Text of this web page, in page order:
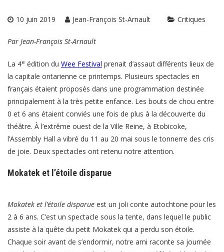
10 juin 2019 Jean-François St-Arnault Critiques
Par Jean-François St-Arnault
La 4e édition du Wee Festival prenait d’assaut différents lieux de
la capitale ontarienne ce printemps. Plusieurs spectacles en
français étaient proposés dans une programmation destinée
principalement à la très petite enfance. Les bouts de chou entre
0 et 6 ans étaient conviés une fois de plus à la découverte du
théâtre. À l’extrême ouest de la Ville Reine, à Etobicoke,
l’Assembly Hall a vibré du 11 au 20 mai sous le tonnerre des cris
de joie. Deux spectacles ont retenu notre attention.
Mokatek et l’étoile disparue
Mokatek et l’étoile disparue est un joli conte autochtone pour les
2 à 6 ans. C’est un spectacle sous la tente, dans lequel le public
assiste à la quête du petit Mokatek qui a perdu son étoile.
Chaque soir avant de s’endormir, notre ami raconte sa journée